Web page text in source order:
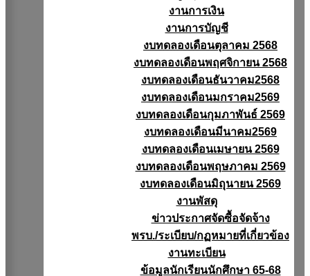
งานการเงิน
งานการบัญชี
งบทดลองเดือนตุลาคม 2568
งบทดลองเดือนพฤศจิกายน 2568
งบทดลองเดือนธันวาคม2568
งบทดลองเดือนมกราคม2569
งบทดลองเดือนกุมภาพันธ์ 2569
งบทดลองเดือนมีนาคม2569
งบทดลองเดือนเมษายน 2569
งบทดลองเดือนพฤษภาคม 2569
งบทดลองเดือนมิถุนายน 2569
งานพัสดุ
ข่าวประกาศจัดซื้อจัดจ้าง
พรบ./ระเบียบ/กฏหมายที่เกี่ยวข้อง
งานทะเบียน
ข้อมูลนักเรียนนักศึกษา 65-68